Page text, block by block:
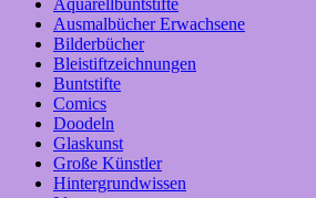
Aquarellbuntstifte
Ausmalbücher Erwachsene
Bilderbücher
Bleistiftzeichnungen
Buntstifte
Comics
Doodeln
Glaskunst
Große Künstler
Hintergrundwissen